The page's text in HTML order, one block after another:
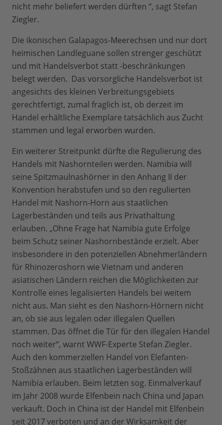
nicht mehr beliefert werden dürften “, sagt Stefan
Ziegler.
Die ikonischen Galapagos-Meerechsen und nur dort
heimischen Landleguane sollen strenger geschützt
und mit Handelsverbot statt -beschränkungen
belegt werden. Das vorsorgliche Handelsverbot ist
angesichts des kleinen Verbreitungsgebiets
gerechtfertigt, zumal fraglich ist, ob derzeit im
Handel erhältliche Exemplare tatsächlich aus Zucht
stammen und legal erworben wurden.
Ein weiterer Streitpunkt dürfte die Regulierung des
Handels mit Nashornteilen werden. Namibia will
seine Spitzmaulnashörner in den Anhang II der
Konvention herabstufen und so den regulierten
Handel mit Nashorn-Horn aus staatlichen
Lagerbeständen und teils aus Privathaltung
erlauben. „Ohne Frage hat Namibia gute Erfolge
beim Schutz seiner Nashornbestände erzielt. Aber
insbesondere in den potenziellen Abnehmerländern
für Rhinozeroshorn wie Vietnam und anderen
asiatischen Ländern reichen die Möglichkeiten zur
Kontrolle eines legalisierten Handels bei weitem
nicht aus. Man sieht es den Nashorn-Hörnern nicht
an, ob sie aus legalen oder illegalen Quellen
stammen. Das öffnet die Tür für den illegalen Handel
noch weiter“, warnt WWF-Experte Stefan Ziegler.
Auch den kommerziellen Handel von Elefanten-
Stoßzähnen aus staatlichen Lagerbeständen will
Namibia erlauben. Beim letzten sog. Einmalverkauf
im Jahr 2008 wurde Elfenbein nach China und Japan
verkauft. Doch in China ist der Handel mit Elfenbein
seit 2017 verboten und an der Wirksamkeit der